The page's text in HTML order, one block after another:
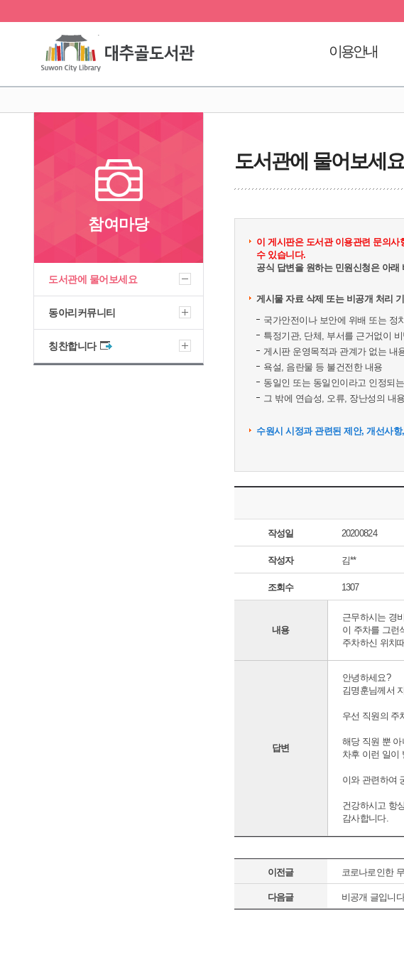
이용안내
도서관서비스
자료기증
참여마당
도서관에 물어보세요
동아리커뮤니티
칭찬합니다
도서관에 물어보세요
이 게시판은 도서관 이용관련 문의
수 있습니다.
공식 답변을 원하는 민원신청은 아
게시물 자료 삭제 또는 비공개 처리
국가안전이나 보안에 위배 또는 정
특정기관, 단체, 부서를 근거없이
게시판 운영목적과 관계가 없는 내
욕설, 음란물 등 불건전한 내용
동일인 또는 동일인이라고 인정되
그 밖에 연습성, 오류, 장난성의 내
수원시 시정과 관련된 제안, 개선사
작성일 20200824
작성자 김**
조회수 1307
내용
근무하시는 경
이 주차를 그런
주차하신 위치
답변
안녕하세요?
김명훈님께서
우선 직원의 주
해당 직원 뿐
차후 이런 일이
이와 관련하여
건강하시고 항
감사합니다.
이전글 코로나로인한
다음글 비공개 글입니